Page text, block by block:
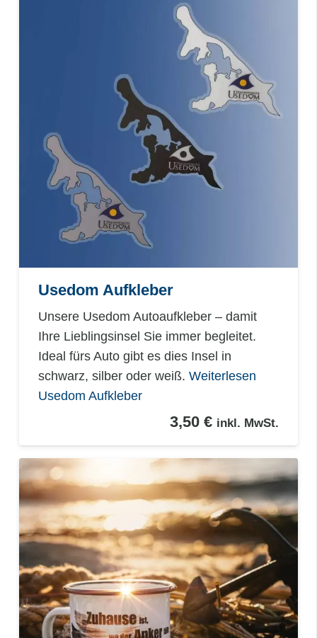
Usedom Aufkleber
Unsere Usedom Autoaufkleber – damit
Ihre Lieblingsinsel Sie immer begleitet.
Ideal fürs Auto gibt es dies Insel in
schwarz, silber oder weiß. Weiterlesen
Usedom Aufkleber
3,50 € inkl. MwSt.